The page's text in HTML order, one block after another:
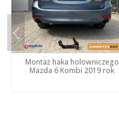
Montaż haka holowniczego
Mazda 6 Kombi 2019 rok